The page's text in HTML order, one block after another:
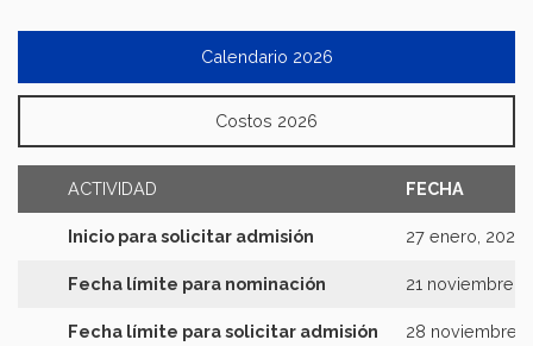
Calendario 2026
Costos 2026
ACTIVIDAD FECHA
Inicio para solicitar admisión 27 enero, 2025
Fecha límite para nominación 21 noviembre,
Fecha límite para solicitar admisión 28 noviembre,